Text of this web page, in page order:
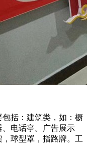
括：建筑类，如：橱
电话亭。广告展示
球型罩，指路牌。工